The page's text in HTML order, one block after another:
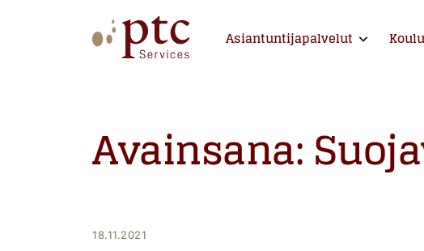
Asiantuntijapalvelut Expand
Avainsana:
18.11.2021